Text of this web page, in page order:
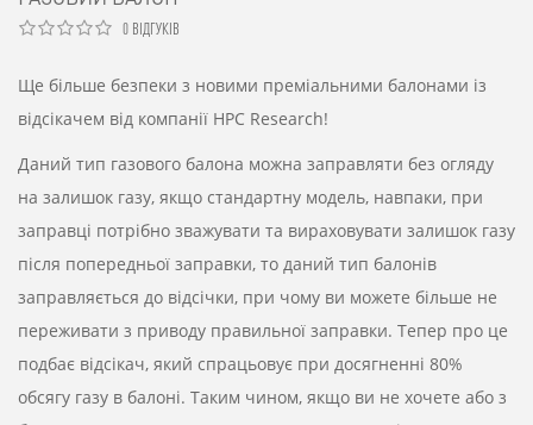
0 ВІДГУКІВ
Ще більше безпеки з новими преміальними балонами із
відсікачем від компанії HPC Research!
Даний тип газового балона можна заправляти без огляду
на залишок газу, якщо стандартну модель, навпаки, при
заправці потрібно зважувати та вираховувати залишок газу
після попередньої заправки, то даний тип балонів
заправляється до відсічки, при чому ви можете більше не
переживати з приводу правильної заправки. Тепер про це
подбає відсікач, який спрацьовує при досягненні 80%
обсягу газу в балоні. Таким чином, якщо ви не хочете або з